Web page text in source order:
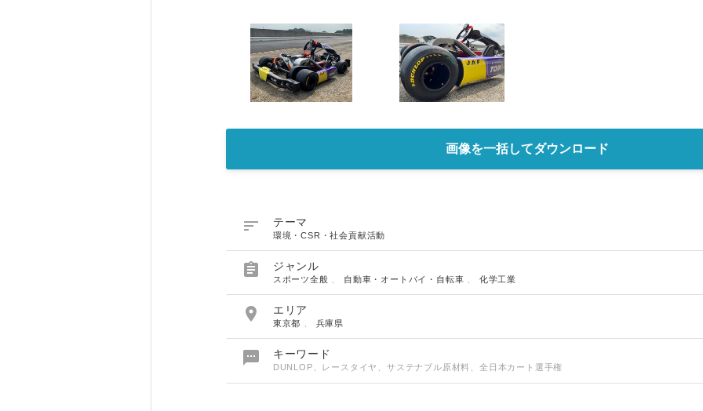
画像を一括してダウンロード
 テーマ
環境・CSR・社会貢献活動
 ジャンル
スポーツ全般 自動車・オートバイ・自転車 化学工業
 エリア
東京都 兵庫県
 キーワード
DUNLOP、レースタイヤ、サステナブル原材料、全日本カート選手権
English